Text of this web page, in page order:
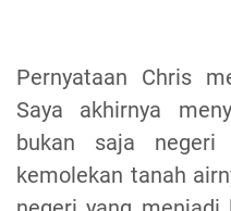
Pernyataan Chris
Saya akhirnya
bukan saja negeri
kemolekan tanah